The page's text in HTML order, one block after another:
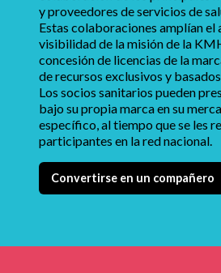
y proveedores de servicios de
Estas colaboraciones amplían el
visibilidad de la misión de la
concesión de licencias de la
de recursos exclusivos y
Los socios sanitarios pueden
bajo su propia marca en su
específico, al tiempo que se les
participantes en la red nacional.
Convertirse en un compañero